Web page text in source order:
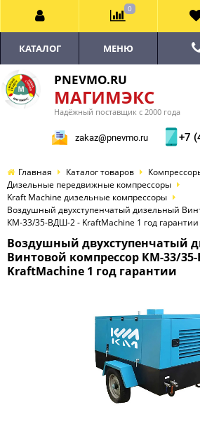
PNEVMO.RU
МАГИМЭКС
Надёжный поставщик с 2000 года
zakaz@pnevmo.ru +7
КАТАЛОГ МЕНЮ
Главная Каталог товаров
Дизельные передвижные компрессоры
Kraft Machine дизельные компрессоры
Воздушный двухступенчатый дизельный
КМ-33/35-ВДШ-2 - KraftMachine 1 год гарантии
Воздушный двухступенчатый
Винтовой компрессор КМ-33/
KraftMachine 1 год гарантии
0